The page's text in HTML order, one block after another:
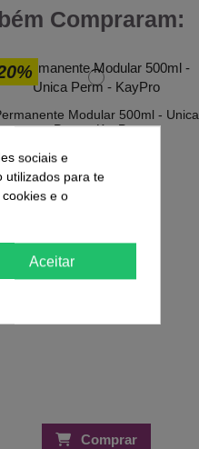
Compraram:
Modular 500ml - Unica
Perm - KayPro
12,45 €
Comprar
sociais e
utilizados para te
e o
Aceitar